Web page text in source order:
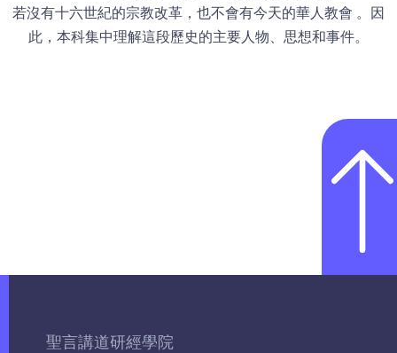
若沒有十六世紀的宗教改革，也不會有今天的華人教會 。因
此，本科集中理解這段歷史的主要人物、思想和事件。
聖言講道研經學院